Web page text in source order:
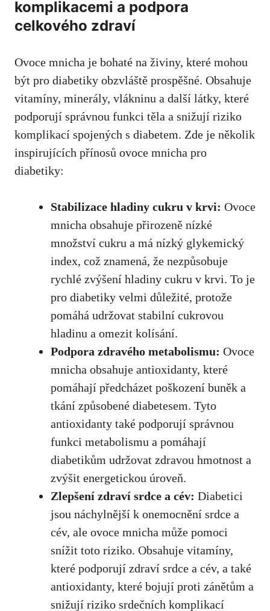
komplikacemi a podpora
celkového zdraví
Ovoce mnicha ⁤je bohaté‌ na⁣ živiny, které mohou
být pro diabetiky obzvláště prospěšné. Obsahuje
vitamíny, minerály, vlákninu a další látky, které
podporují správnou funkci těla a ‍snižují riziko
komplikací spojených s ⁤diabetem. ⁤Zde je několik
inspirujících přínosů ovoce mnicha pro
diabetiky:
Stabilizace hladiny cukru v krvi: Ovoce
mnicha obsahuje přirozeně‍ nízké
množství cukru⁤ a ‌má nízký glykemický
index, což znamená, že nezpůsobuje
rychlé zvýšení⁤ hladiny cukru v‍ krvi. To je
pro diabetiky velmi důležité, protože
pomáhá udržovat stabilní cukrovou
hladinu a omezit​ kolísání.
Podpora zdravého metabolismu: Ovoce
mnicha obsahuje antioxidanty, které
pomáhají předcházet poškození buněk a
tkání způsobené diabetesem. Tyto
antioxidanty také ⁣podporují správnou
funkci metabolismu a‌ pomáhají
diabetikům udržovat zdravou hmotnost ‍a
zvýšit energetickou úroveň.
Zlepšení zdraví srdce a cév: Diabetici‌
jsou náchylnější k onemocnění‍ srdce a
cév, ale⁢ ovoce mnicha⁤ může pomoci
snížit toto riziko. Obsahuje vitamíny,‌
které⁣ podporují zdraví srdce a⁢ cév, a také
antioxidanty, které ⁤bojují proti zánětům a
snižují riziko srdečních komplikací